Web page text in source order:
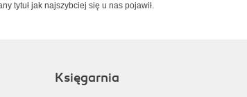
tytuł jak najszybciej się u nas pojawił.
Księgarnia